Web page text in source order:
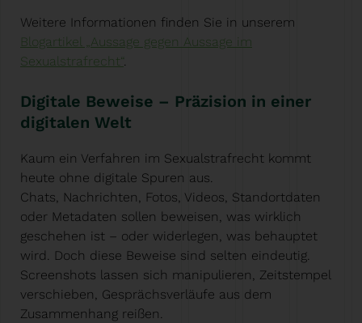
Weitere Informationen finden Sie in unserem
Blogartikel „Aussage gegen Aussage im
Sexualstrafrecht“.
Digitale Beweise – Präzision in einer
digitalen Welt
Kaum ein Verfahren im Sexualstrafrecht kommt
heute ohne digitale Spuren aus.
Chats, Nachrichten, Fotos, Videos, Standortdaten
oder Metadaten sollen beweisen, was wirklich
geschehen ist – oder widerlegen, was behauptet
wird. Doch diese Beweise sind selten eindeutig.
Screenshots lassen sich manipulieren, Zeitstempel
verschieben, Gesprächsverläufe aus dem
Zusammenhang reißen.